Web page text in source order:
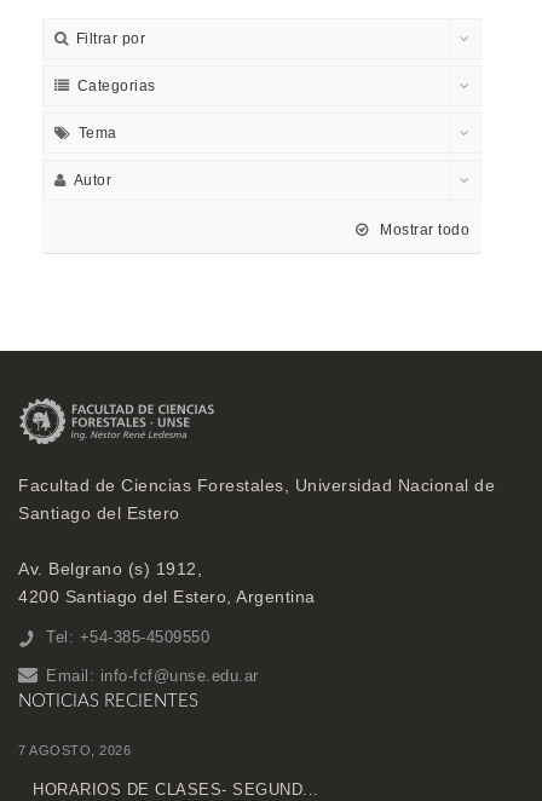
Filtrar por
Categorias
Tema
Autor
Mostrar todo
Facultad de Ciencias Forestales, Universidad Nacional de
Santiago del Estero
Av. Belgrano (s) 1912,
4200 Santiago del Estero, Argentina
Tel: +54-385-4509550
Email: info-fcf@unse.edu.ar
NOTICIAS RECIENTES
7 AGOSTO, 2026
HORARIOS DE CLASES- SEGUND...